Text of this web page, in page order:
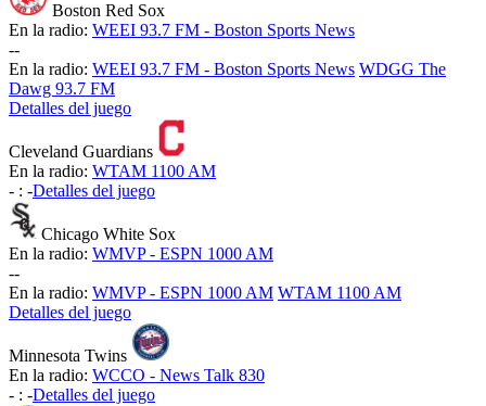
Boston Red Sox
En la radio: WEEI 93.7 FM - Boston Sports News
--
En la radio: WEEI 93.7 FM - Boston Sports News WDGG The
Dawg 93.7 FM
Detalles del juego
Cleveland Guardians
En la radio: WTAM 1100 AM
- : -Detalles del juego
Chicago White Sox
En la radio: WMVP - ESPN 1000 AM
--
En la radio: WMVP - ESPN 1000 AM WTAM 1100 AM
Detalles del juego
Minnesota Twins
En la radio: WCCO - News Talk 830
- : -Detalles del juego